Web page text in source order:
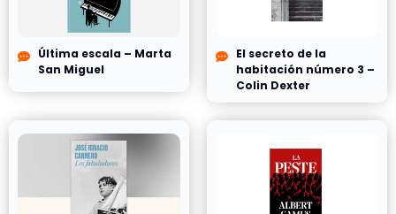
Última escala – Marta
San Miguel
El secreto de la
habitación número 3 –
Colin Dexter